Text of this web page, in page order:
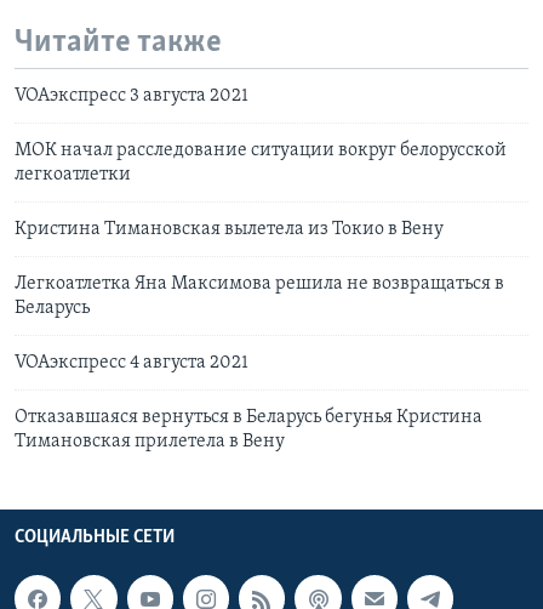
Читайте также
VOAэкспресс 3 августа 2021
МОК начал расследование ситуации вокруг белорусской
легкоатлетки
Кристина Тимановская вылетела из Токио в Вену
Легкоатлетка Яна Максимова решила не возвращаться в
Беларусь
VOAэкспресс 4 августа 2021
Отказавшаяся вернуться в Беларусь бегунья Кристина
Тимановская прилетела в Вену
СОЦИАЛЬНЫЕ СЕТИ